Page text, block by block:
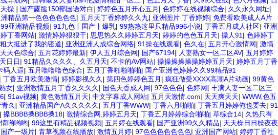
操 | 国产露脸150部国语对白| 婷婷色五月开心五月 | 色婷婷在线视频综合| 久久永久网址|
洲精品第一色色色色色色| 五月天丁香婷婷久久九| 亚洲图片 丁香婷婷| 免费看欧美成人A片
99亚洲精品视频| 91九色丨国产丨爆乳| 99热热这里只精品996小说| 丁香五月成人社区| 亚洲
丁香网站| 激情婷婷狠狠干| 思思热久久婷婷五月天| 婷婷的色色五月天| 操人91 | 色婷婷丁
大挺进了我的密道| 亚洲亚洲人成综合网络| 91操在线观看| 色久在| 五月开心激情网| 激情
天色综合| 五月花婷婷最新| 伊人五月综合网| 国产67194| 人妻熟女一区二区AV| 五月婷婷
日日| 91精品久久久久、久五月天| 不卡的AV网站| 操操操操操操婷婷五月天| 婷婷五月丁香
码人逼| 五月噜噜噜色综合| 五月丁香啪啪啪啪| 国产亚洲色婷婷久久99精品91
| 丁香五月欧美激情| 婷婷影视久久 | 第四色婷婷色五月 | 疯狂做受XXXX高潮A片动画| 99黄色
女| 亚洲激情五月丁香久久久久 | 国色天香成人网| 97色色色| 色婷网| 丰满人妻一区二区三
| 91av视频| 黄色激情五月天| 中文字幕成人网站| 五月天激情.com| 天天爽天天| WWW,色五
久 | 亚洲精品国产A久久久久久 | 五月丁香WWW| 丁香六月啪啪| 丁香五月婷婷俺也要去| 91
| 搡BBBB搡BBB搡18| 激情综合网,婷婷五月天| 丁香五月婷婷综合啪啪| 草综合14| 久热只有
哟哟哟| 99这里有精品视频视频| 五月婷在线观看| 国产亚洲99久久精品| 天天橾日日橾夜夜
国产一级片| 青草视频在线播放| 激情五月婷| 97色色色色色色色| 亚洲国产网站| 婷婷丁香社